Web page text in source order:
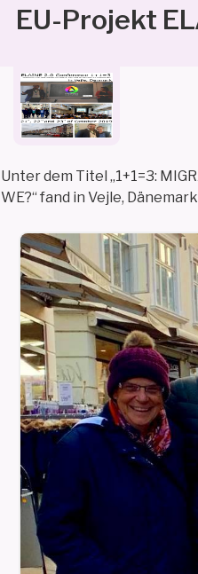
EU-Projekt
Unter dem Titel „1+1=3:
WE?“ fand in Vejle,